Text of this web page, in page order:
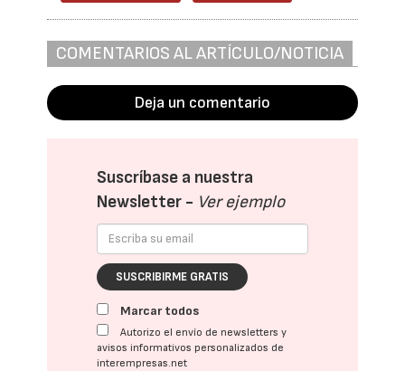
COMENTARIOS AL ARTÍCULO/NOTICIA
Deja un comentario
Suscríbase a nuestra
Newsletter - Ver ejemplo
SUSCRIBIRME GRATIS
Marcar todos
Autorizo el envío de newsletters y
avisos informativos personalizados de
interempresas.net